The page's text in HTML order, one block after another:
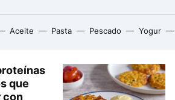
Aceite Pasta Pescado Yogur
que
con